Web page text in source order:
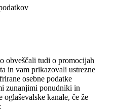
obveščali tudi o promocijah
in vam prikazovali ustrezne
osebne podatke
zunanjimi ponudniki in
kanale, če že